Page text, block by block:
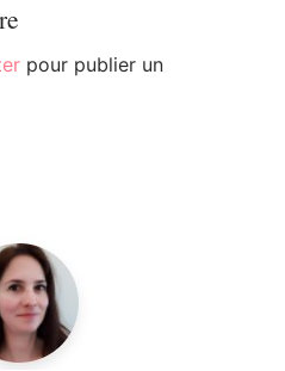
pour publier un